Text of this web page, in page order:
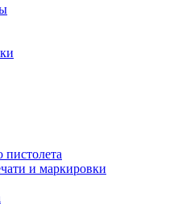
пистолета
и маркировки